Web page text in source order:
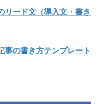
リード文（導入文・書き
事の書き方テンプレート